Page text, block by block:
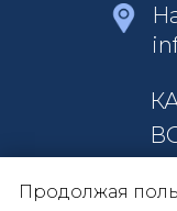
О
Продолжая